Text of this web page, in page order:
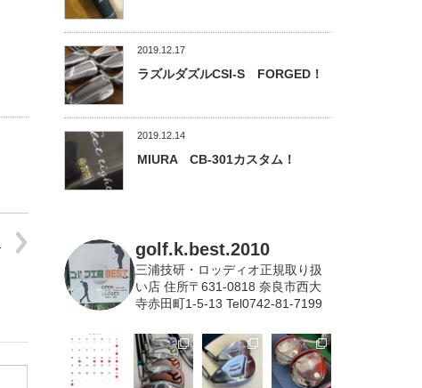
2019.12.17
ラズルダズルCSI-S FORGED！
2019.12.14
MIURA CB-301カスタム！
golf.k.best.2010
三浦技研・ロッディオ正規取り扱
い店 住所〒631-0818 奈良市西大
寺赤田町1-5-13 Tel0742-81-7199